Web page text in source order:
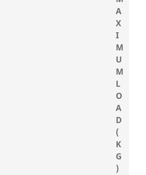
A
X
I
M
U
M
L
O
A
D
(
K
G
)